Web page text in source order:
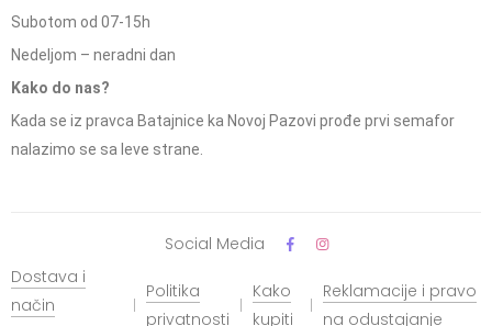
Subotom od 07-15h
Nedeljom – neradni dan
Kako do nas?
Kada se iz pravca Batajnice ka Novoj Pazovi prođe prvi semafor
nalazimo se sa leve strane.
Dostava i
način
Politika
privatnosti
Kako
kupiti
Reklamacije i pravo
na odustajanje
Social Media